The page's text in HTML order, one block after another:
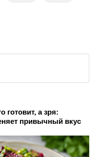
готовит, а зря:
привычный вкус